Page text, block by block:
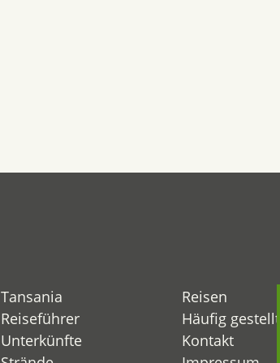
Tansania
Reisen
Reiseführer
Häufig
Unterkünfte
Kontakt